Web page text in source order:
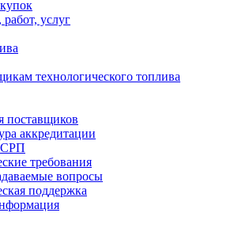
услуг
технологического топлива
поставщиков
аккредитации
СРП
требования
вопросы
поддержка